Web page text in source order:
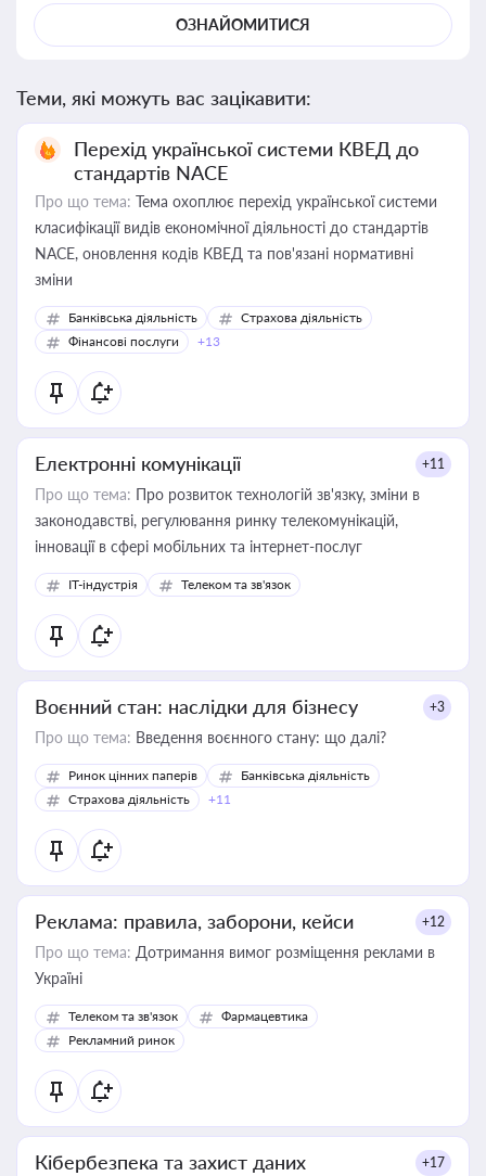
ОЗНАЙОМИТИСЯ
Теми, які можуть вас зацікавити:
Перехід української системи КВЕД до
стандартів NACE
Про що тема: Тема охоплює перехід української системи
класифікації видів економічної діяльності до стандартів
NACE, оновлення кодів КВЕД та пов'язані нормативні
зміни
Банківська діяльність
Страхова діяльність
Фінансові послуги
+13
Електронні комунікації +11
Про що тема: Про розвиток технологій зв'язку, зміни в
законодавстві, регулювання ринку телекомунікацій,
інновації в сфері мобільних та інтернет-послуг
IT-індустрія Телеком та зв'язок
Воєнний стан: наслідки для бізнесу +3
Про що тема: Введення воєнного стану: що далі?
Ринок цінних паперів
Банківська діяльність
Страхова діяльність
+11
Реклама: правила, заборони, кейси +12
Про що тема: Дотримання вимог розміщення реклами в
Україні
Телеком та зв'язок
Фармацевтика
Рекламний ринок
Кібербезпека та захист даних +17